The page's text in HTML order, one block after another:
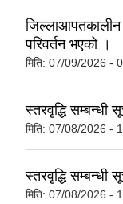
जिल्लाआपतकालीन
परिवर्तन भएको ।
मिति: 07/09/2026 -
स्तरवृद्धि सम्बन्धी
मिति: 07/08/2026 -
स्तरवृद्धि सम्बन्धी
मिति: 07/08/2026 -